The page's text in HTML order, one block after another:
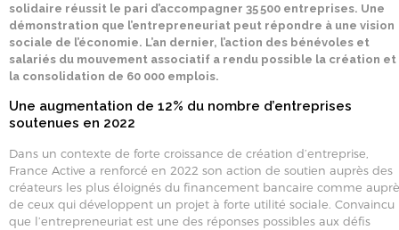
solidaire réussit le pari d’accompagner 35 500 entreprises. Une
démonstration que l’entrepreneuriat peut répondre à une vision
sociale de l’économie. L’an dernier, l’action des bénévoles et
salariés du mouvement associatif a rendu possible la création et
la consolidation de 60 000 emplois.
Une augmentation de 12% du nombre d’entreprises
soutenues en 2022
Dans un contexte de forte croissance de création d’entreprise,
France Active a renforcé en 2022 son action de soutien auprès des
créateurs les plus éloignés du financement bancaire comme
de ceux qui développent un projet à forte utilité sociale. Convaincu
que l’entrepreneuriat est une des réponses possibles aux défis